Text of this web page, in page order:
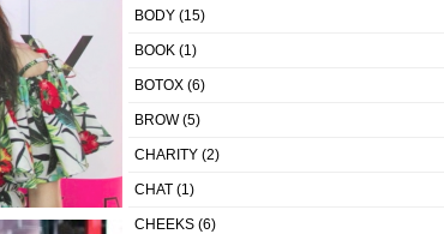
BODY (15)
BOOK (1)
BOTOX (6)
BROW(5)
CHARITY (2)
CHAT (1)
CHEEKS (6)